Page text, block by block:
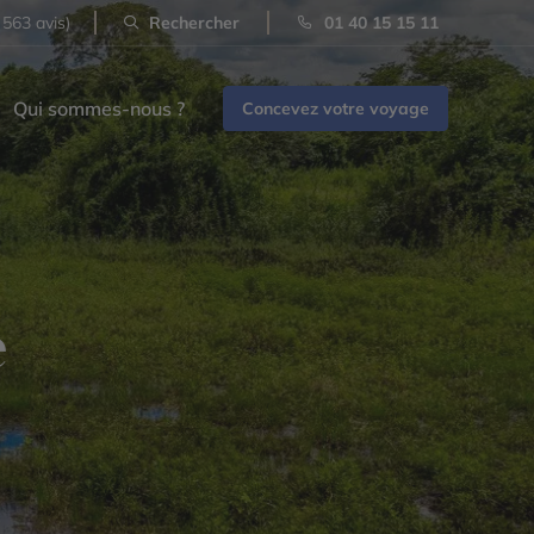
avis) Rechercher 01 40 15 15 11
Qui sommes-nous ? Concevez votre voyage